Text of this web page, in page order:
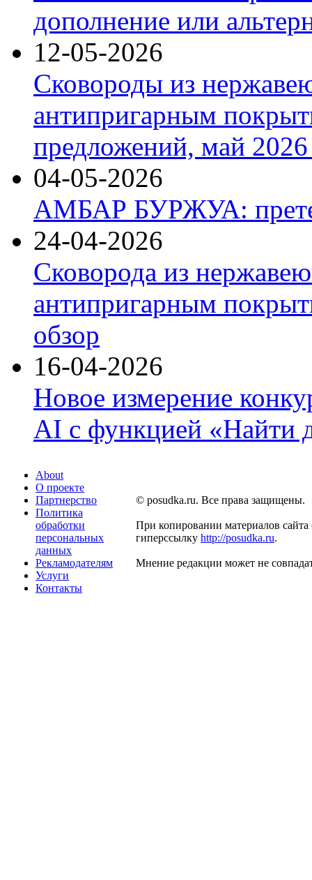
дополнение или
12-05-2026
Сковороды из
антипригарным
предложений, май 2026
04-05-2026
АМБАР БУРЖУА:
24-04-2026
Сковорода из
антипригарным
обзор
16-04-2026
Новое измерение
AI с функцией «Найти
About
О проекте
Партнерство
Политика
обработки
персональных
данных
Рекламодателям
Услуги
Контакты
© posudka.ru. Все права защищены.
При копировании материалов сайта
гиперссылку http://posudka.ru.
Мнение редакции может не